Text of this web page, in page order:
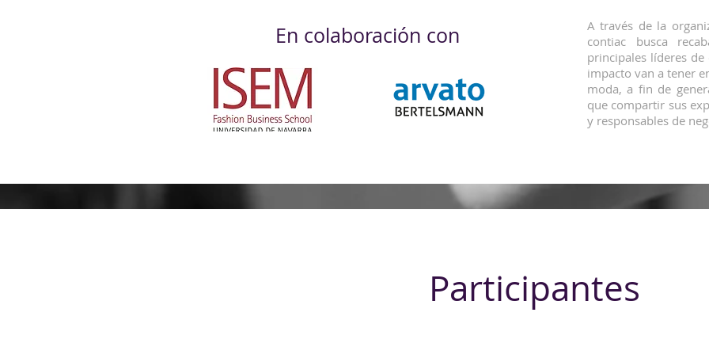
En colaboración con
A través de la
contiac busca
principales líderes
impacto van a tener
moda, a fin de
que compartir sus
y responsables de
Participantes